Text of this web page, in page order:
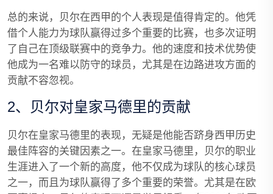
总的来说，贝尔在西甲的个人表现是值得肯定的。他凭
借个人能力为球队赢得过多个重要的比赛，也多次证明
了自己在顶级联赛中的竞争力。他的速度和技术优势使
他成为一名难以防守的球员，尤其是在边路进攻方面的
贡献不容忽视。
2、贝尔对皇家马德里的贡献
贝尔在皇家马德里的表现，无疑是他能否跻身西甲历史
最佳阵容的关键因素之一。在皇家马德里，贝尔的职业
生涯进入了一个新的高度，他不仅成为球队的核心球员
之一，而且为球队赢得了多个重要的荣誉。尤其是在欧